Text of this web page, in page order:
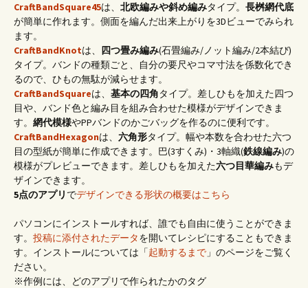
CraftBandSquare45は、 北欧編みや斜め編みタイプ。 長桝網代底
が簡単に作れます。側面を編んだ出来上がりを3Dビューでみられ
ます。
CraftBandKnotは、 四つ畳み編み(石畳編み/ノット編み/2本結び)
タイプ。バンドの種類ごと、自分の要尺やコマ寸法を係数化でき
るので、ひもの無駄が減らせます。
CraftBandSquareは、 基本の四角タイプ。差しひもを加えた四つ
目や、バンド色と編み目を組み合わせた模様がデザインできま
す。 網代模様やPPバンドのかごバッグを作るのに便利です。
CraftBandHexagonは、 六角形タイプ。幅や本数を合わせた六つ
目の型紙が簡単に作成できます。巴(3すくみ)・3軸織(鉄線編み)の
模様がプレビューできます。差しひもを加えた六つ目華編みもデ
ザインできます。
5点のアプリ でデザインできる形状の概要はこちら
パソコンにインストールすれば、誰でも自由に使うことができま
す。 投稿に添付されたデータを開いてレシピにすることもできま
す。インストールについては「起動するまで 」のページをご覧く
ださい。
※作例には、どのアプリで作られたかのタグ